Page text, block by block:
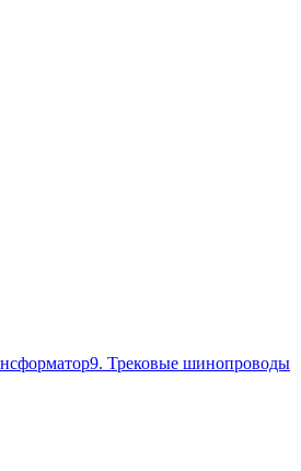
9. Трековые шинопроводы